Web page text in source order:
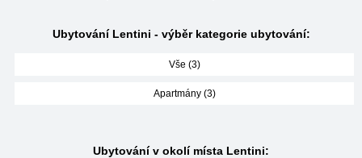
Ubytování Lentini - výběr kategorie ubytování:
Vše (3)
Apartmány (3)
Ubytování v okolí místa Lentini: